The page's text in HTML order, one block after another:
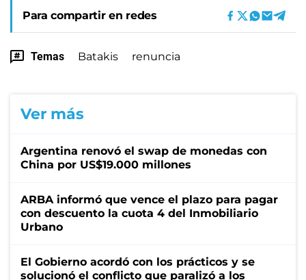
Para compartir en redes
Temas Batakis renuncia
Ver más
Argentina renovó el swap de monedas con
China por US$19.000 millones
ARBA informó que vence el plazo para pagar
con descuento la cuota 4 del Inmobiliario
Urbano
El Gobierno acordó con los prácticos y se
solucionó el conflicto que paralizó a los